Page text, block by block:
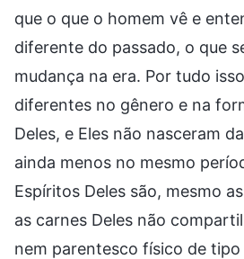
que o que o homem vê e
diferente do passado, o que
mudança na era. Por tudo
diferentes no gênero e na
Deles, e Eles não nasceram
ainda menos no mesmo
Espíritos Deles são, mesmo
as carnes Deles não
nem parentesco físico de